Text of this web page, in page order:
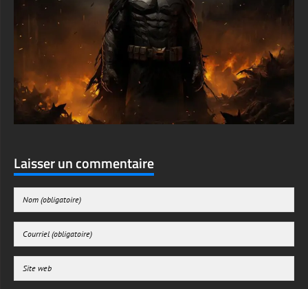
Laisser un commentaire
Enregistrer mon nom, mon e-mail et mon site web dans le navigateur pour mon